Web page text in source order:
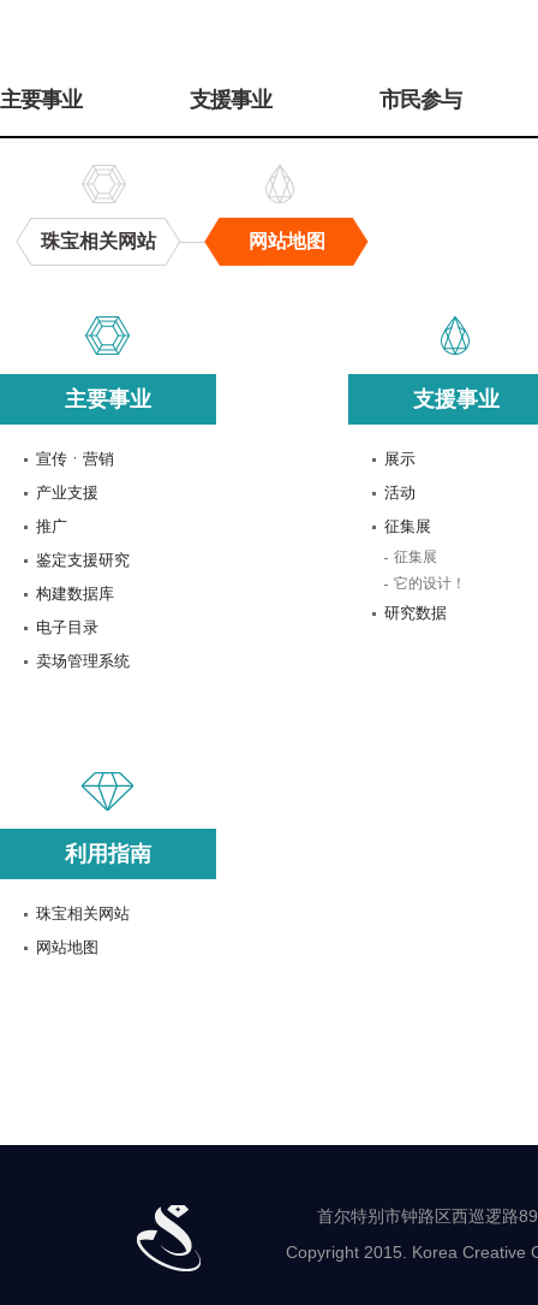
메
主要事业 支援事业 市民参与
珠宝相关网站 网站地图
主要事业
宣传ㆍ营销
产业支援
推广
鉴定支援研究
构建数据库
电子目录
卖场管理系统
支援事业
展示
活动
征集展
征集展
它的设计！
研究数据
利用指南
珠宝相关网站
网站地图
首尔特别市钟路区西巡逻路
Copyright 2015. Korea Creative